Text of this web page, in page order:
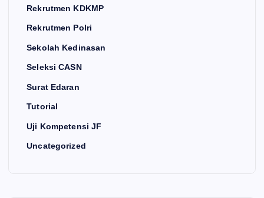
Rekrutmen KDKMP
Rekrutmen Polri
Sekolah Kedinasan
Seleksi CASN
Surat Edaran
Tutorial
Uji Kompetensi JF
Uncategorized